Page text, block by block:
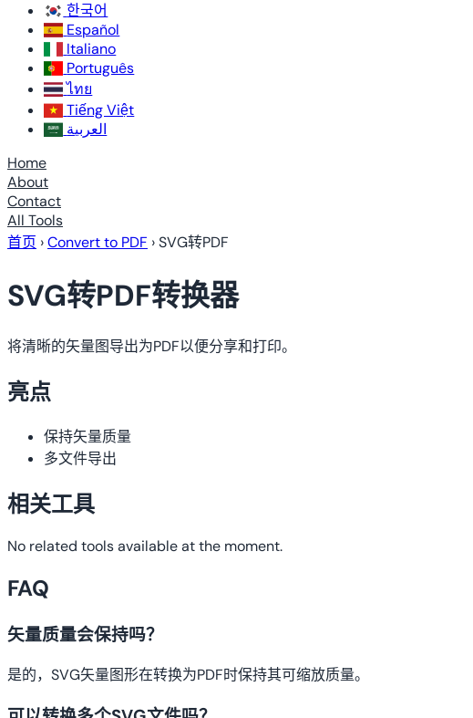
한국어
Español
Italiano
Português
ไทย
Tiếng Việt
العربية
Home
About
Contact
All Tools
首页 ›Convert to PDF ›SVG转PDF
SVG转PDF转换器
将清晰的矢量图导出为PDF以便分享和打印。
亮点
保持矢量质量
多文件导出
相关工具
No related tools available at the moment.
FAQ
矢量质量会保持吗？
是的，SVG矢量图形在转换为PDF时保持其可缩放质量。